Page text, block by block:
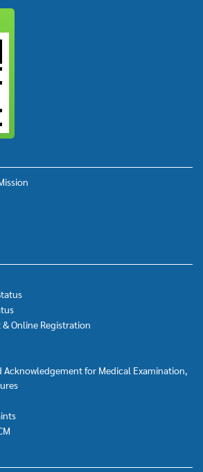
Online Registration
Acknowledgement for Medical Examination,